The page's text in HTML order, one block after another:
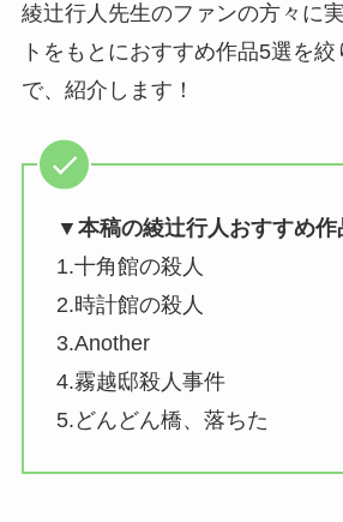
綾辻行人先生のファンの方々に
トをもとにおすすめ作品5選を
で、紹介します！
▼本稿の綾辻行人おすすめ作
1.十角館の殺人
2.時計館の殺人
3.Another
4.霧越邸殺人事件
5.どんどん橋、落ちた